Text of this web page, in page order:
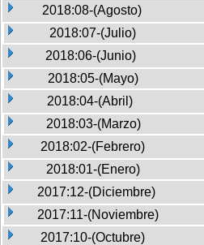
2018:08-(Agosto)
2018:07-(Julio)
2018:06-(Junio)
2018:05-(Mayo)
2018:04-(Abril)
2018:03-(Marzo)
2018:02-(Febrero)
2018:01-(Enero)
2017:12-(Diciembre)
2017:11-(Noviembre)
2017:10-(Octubre)